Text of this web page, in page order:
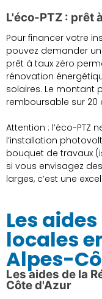
L'éco-PTZ : prêt
Pour financer votre
pouvez demander
prêt à taux zéro
rénovation
solaires. Le montant
remboursable sur 20
Attention : l’éco-PTZ
l’installation
bouquet de travaux
si vous envisagez
larges, c’est une
Les
locales
Alpes-
Les aides de la
Côte d'Azur